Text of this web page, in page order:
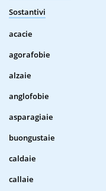
Sostantivi
acacie
agorafobie
alzaie
anglofobie
asparagiaie
buongustaie
caldaie
callaie